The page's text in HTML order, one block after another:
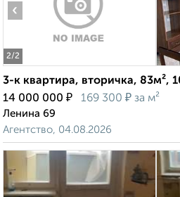
2/2
‹
3-к квартира, вторичка, 83м²,
14 000 000 ₽ 169 300 ₽ за м²
Ленина 69
Агентство, 04.08.2026